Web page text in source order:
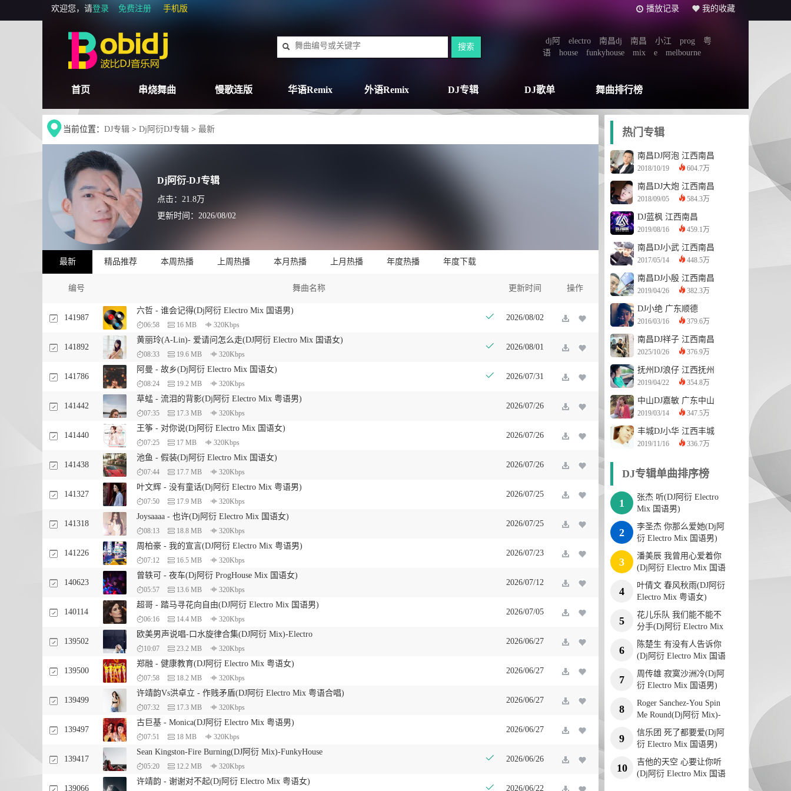
欢迎您，请登录 免费注册 手机版 播放记录 我的收藏
dj阿 electro 南昌dj 南昌 小江 prog
粤
语
house funkyhouse mix e melbourne
首页 串烧舞曲 慢歌连版 华语Remix 外语Remix DJ专辑 DJ歌单 舞曲排行榜
当前位置： DJ专辑 > Dj阿衍DJ专辑 > 最新
Dj阿衍-DJ专辑
点击：21.8万
更新时间： 2026/08/02
最新 精品推荐 本周热播 上周热播 本月热播 上月热播 年度热播 年度下载
编号 舞曲名称 更新时间 操作
141987
六哲 - 谁会记得(Dj阿衍 Electro Mix 国语男)
06:58 16 MB 320Kbps
2026/08/02
141892
黄丽玲(A-Lin)- 爱请问怎么走(DJ阿衍 Electro Mix 国语女)
08:33 19.6 MB 320Kbps
2026/08/01
141786
阿曼 - 故乡(Dj阿衍 Electro Mix 国语女)
08:24 19.2 MB 320Kbps
2026/07/31
141442
草蜢 - 流泪的背影(Dj阿衍 Electro Mix 粤语男)
07:35 17.3 MB 320Kbps
2026/07/26
141440
王筝 - 对你说(Dj阿衍 Electro Mix 国语女)
07:25 17 MB 320Kbps
2026/07/26
141438
池鱼 - 假装(Dj阿衍 Electro Mix 国语女)
07:44 17.7 MB 320Kbps
2026/07/26
141327
叶文辉 - 没有童话(Dj阿衍 Electro Mix 粤语男)
07:50 17.9 MB 320Kbps
2026/07/25
141318
Joysaaaa - 也许(Dj阿衍 Electro Mix 国语女)
08:13 18.8 MB 320Kbps
2026/07/25
141226
周柏豪 - 我的宣言(DJ阿衍 Electro Mix 粤语男)
07:12 16.5 MB 320Kbps
2026/07/23
140623
曾轶可 - 夜车(Dj阿衍 ProgHouse Mix 国语女)
05:57 13.6 MB 320Kbps
2026/07/12
140114
超哥 - 踏马寻花向自由(DJ阿衍 Electro Mix 国语男)
06:16 14.4 MB 320Kbps
2026/07/05
139502
欧美男声说唱-口水旋律合集(DJ阿衍 Mix)-Electro
10:07 23.2 MB 320Kbps
2026/06/27
139500
郑融 - 健康教育(DJ阿衍 Electro Mix 粤语女)
07:58 18.2 MB 320Kbps
2026/06/27
139499
许靖韵Vs洪卓立 - 作贱矛盾(DJ阿衍 Electro Mix 粤语合唱)
07:32 17.3 MB 320Kbps
2026/06/27
139497
古巨基 - Monica(DJ阿衍 Electro Mix 粤语男)
07:51 18 MB 320Kbps
2026/06/27
139417
Sean Kingston-Fire Burning(DJ阿衍 Mix)-FunkyHouse
05:20 12.2 MB 320Kbps
2026/06/26
139066
许靖韵 - 谢谢对不起(Dj阿衍 Electro Mix 粤语女)
2026/06/22
热门专辑
南昌DJ阿泡 江西南昌
2018/10/19 604.7万
南昌DJ大炮 江西南昌
2018/09/05 584.3万
DJ蓝枫 江西南昌
2019/08/16 459.1万
南昌DJ小武 江西南昌
2017/05/14 448.5万
南昌DJ小殷 江西南昌
2019/04/26 382.3万
DJ小绝 广东顺德
2016/03/16 379.6万
南昌DJ祥子 江西南昌
2025/10/26 376.9万
抚州DJ浪仔 江西抚州
2019/04/22 354.8万
中山DJ嘉敏 广东中山
2019/03/14 347.5万
丰城DJ小华 江西丰城
2019/11/16 336.7万
DJ专辑单曲排序榜
1
张杰 听(DJ阿衍 Electro
Mix 国语男)
2
李圣杰 你那么爱她(Dj阿
衍 Electro Mix 国语男)
3
潘美辰 我曾用心爱着你
(Dj阿衍 Electro Mix 国语
女)
4
叶倩文 春风秋雨(DJ阿衍
Electro Mix 粤语女)
5
花儿乐队 我们能不能不
分手(Dj阿衍 Electro Mix
国语男)
6
陈楚生 有没有人告诉你
(Dj阿衍 Electro Mix 国语
男)
7
周传雄 寂寞沙洲冷(Dj阿
衍 Electro Mix 国语男)
8
Roger Sanchez-You Spin
Me Round(Dj阿衍 Mix)-
男Electro
9
信乐团 死了都要爱(Dj阿
衍 Electro Mix 国语男)
10
吉他的天空 心要让你听
(Dj阿衍 Electro Mix 国语